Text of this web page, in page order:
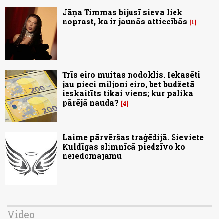
Jāņa Timmas bijusī sieva liek
noprast, ka ir jaunās attiecībās
1
Trīs eiro muitas nodoklis. Iekasēti
jau pieci miljoni eiro, bet budžetā
ieskaitīts tikai viens; kur palika
pārējā nauda? 4
Laime pārvēršas traģēdijā. Sieviete
Kuldīgas slimnīcā piedzīvo ko
neiedomājamu
Video